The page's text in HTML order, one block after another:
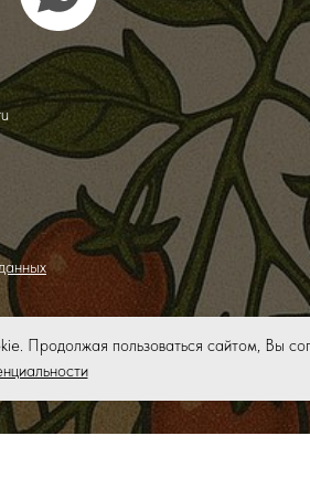
Продолжая пользоваться сайтом, Вы